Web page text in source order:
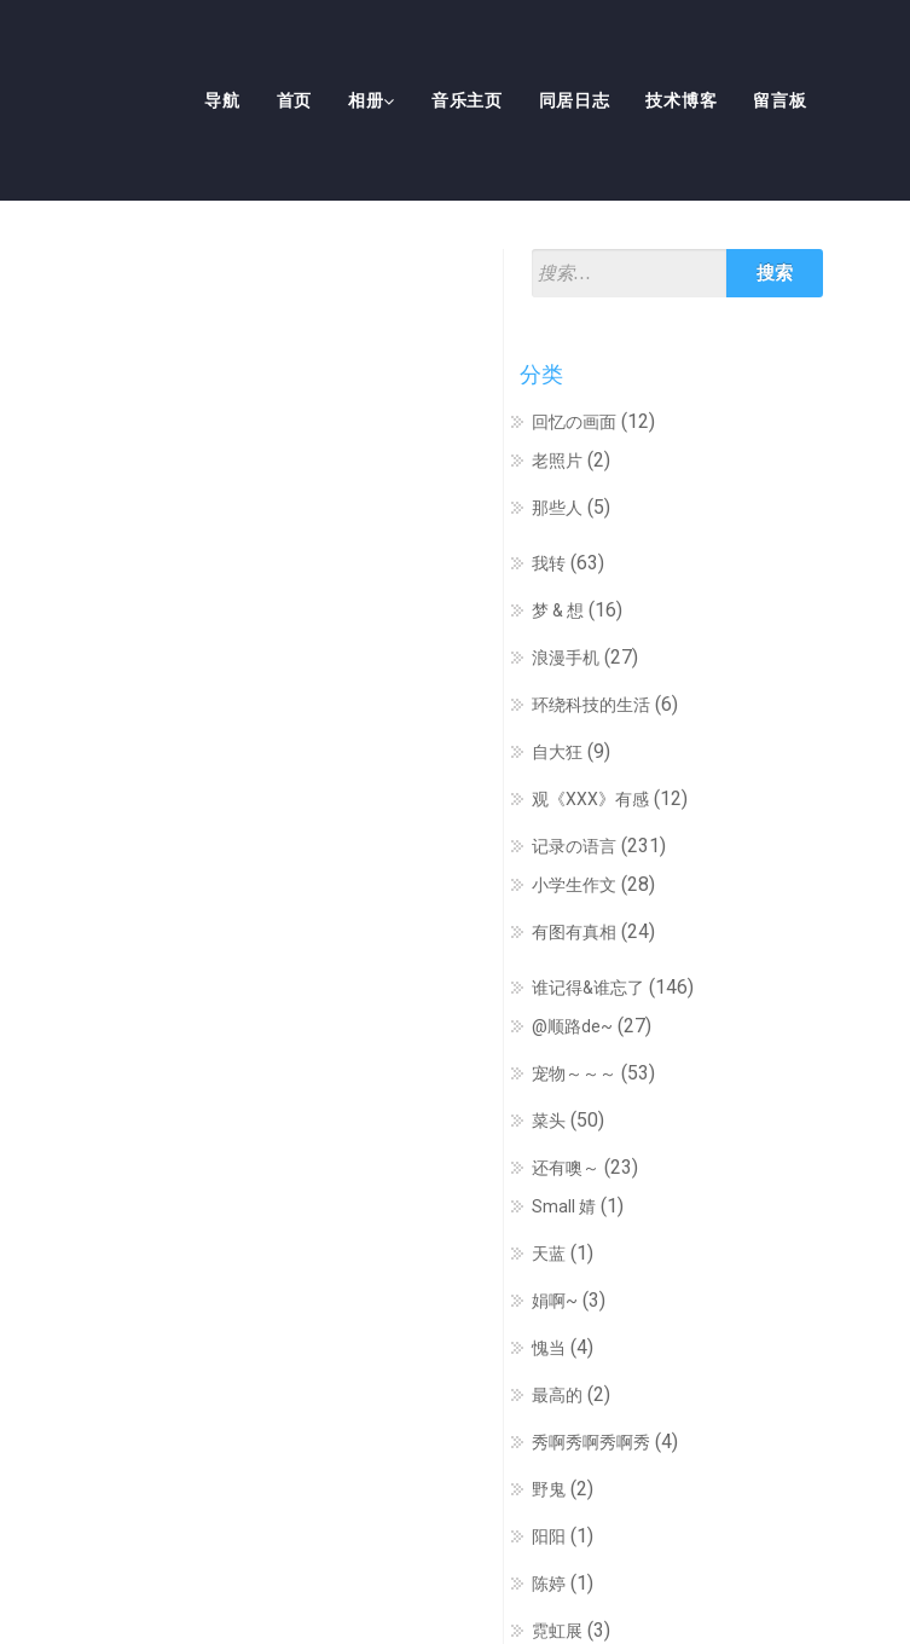
导航 首页 相册 音乐主页 同居日志 技术博客 留言板
分类
回忆の画面 (12)
老照片 (2)
那些人 (5)
我转 (63)
梦 & 想 (16)
浪漫手机 (27)
环绕科技的生活 (6)
自大狂 (9)
观《XXX》有感 (12)
记录の语言 (231)
小学生作文 (28)
有图有真相 (24)
谁记得&谁忘了 (146)
@顺路de~ (27)
宠物～～～ (53)
菜头 (50)
还有噢～ (23)
Small 婧 (1)
天蓝 (1)
娟啊~ (3)
愧当 (4)
最高的 (2)
秀啊秀啊秀啊秀 (4)
野鬼 (2)
阳阳 (1)
陈婷 (1)
霓虹展 (3)